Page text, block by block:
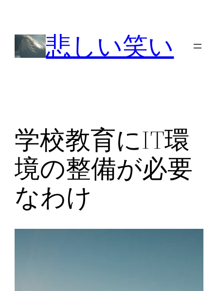
悲しい笑い
学校教育にIT環
境の整備が必要
なわけ